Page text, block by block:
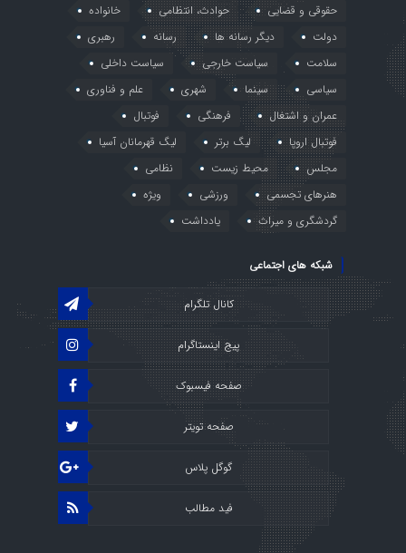
حقوقی و قضایی
حوادث، انتظامی
خانواده
دولت
دیگر رسانه ها رسانه
رهبری
سلامت
سیاست خارجی
سیاست داخلی
سیاسی
سینما شهری
علم و فناوری
عمران و اشتغال
فرهنگی
فوتبال
فوتبال اروپا
لیگ برتر
لیگ قهرمانان آسیا
مجلس
محیط زیست
نظامی
هنرهای تجسمی
ورزشی
ویژه
گردشگری و میراث
یادداشت
شبکه های اجتماعی
کانال تلگرام
پیج اینستاگرام
صفحه فیسبوک
صفحه تویتر
گوگل پلاس
فید مطالب